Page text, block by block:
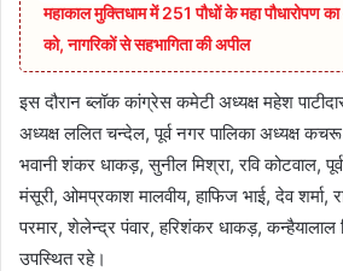
महाकाल मुक्तिधाम में 251 पौधों के महा पौधारोपण
को, नागरिकों से सहभागिता की अपील
इस दौरान ब्लॉक कांग्रेस कमेटी अध्यक्ष महेश
अध्यक्ष ललित चन्देल, पूर्व नगर पालिका अध्यक्ष
भवानी शंकर धाकड़, सुनील मिश्रा, रवि कोटवाल,
मंसूरी, ओमप्रकाश मालवीय, हाफिज भाई, देव शर्मा,
परमार, शेलेन्द्र पंवार, हरिशंकर धाकड़, कन्हैयालाल
उपस्थित रहे।